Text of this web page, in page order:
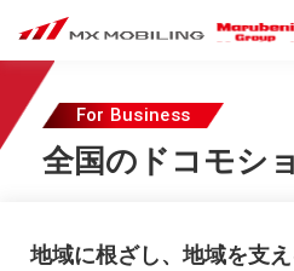
For Business
全国のドコモシ
地域に根ざし、地域を支